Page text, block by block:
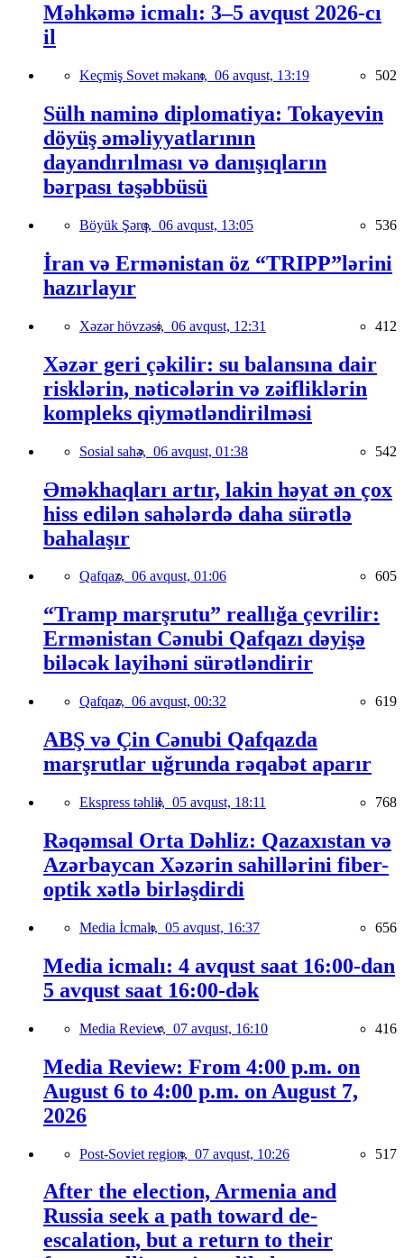
Məhkəmə icmalı: 3–5 avqust 2026-cı
il
Keçmiş Sovet məkanı, 06 avqust, 13:19 502
Sülh naminə diplomatiya: Tokayevin
döyüş əməliyyatlarının
dayandırılması və danışıqların
bərpası təşəbbüsü
Böyük Şərq, 06 avqust, 13:05 536
İran və Ermənistan öz “TRIPP”lərini
hazırlayır
Xəzər hövzəsi, 06 avqust, 12:31 412
Xəzər geri çəkilir: su balansına dair
risklərin, nəticələrin və zəifliklərin
kompleks qiymətləndirilməsi
Sosial sahə, 06 avqust, 01:38 542
Əməkhaqları artır, lakin həyat ən çox
hiss edilən sahələrdə daha sürətlə
bahalaşır
Qafqaz, 06 avqust, 01:06 605
“Tramp marşrutu” reallığa çevrilir:
Ermənistan Cənubi Qafqazı dəyişə
biləcək layihəni sürətləndirir
Qafqaz, 06 avqust, 00:32 619
ABŞ və Çin Cənubi Qafqazda
marşrutlar uğrunda rəqabət aparır
Ekspress təhlil, 05 avqust, 18:11 768
Rəqəmsal Orta Dəhliz: Qazaxıstan və
Azərbaycan Xəzərin sahillərini fiber-
optik xətlə birləşdirdi
Media İcmalı, 05 avqust, 16:37 656
Media icmalı: 4 avqust saat 16:00-dan
5 avqust saat 16:00-dək
Media Review, 07 avqust, 16:10 416
Media Review: From 4:00 p.m. on
August 6 to 4:00 p.m. on August 7,
2026
Post-Soviet region, 07 avqust, 10:26 517
After the election, Armenia and
Russia seek a path toward de-
escalation, but a return to their